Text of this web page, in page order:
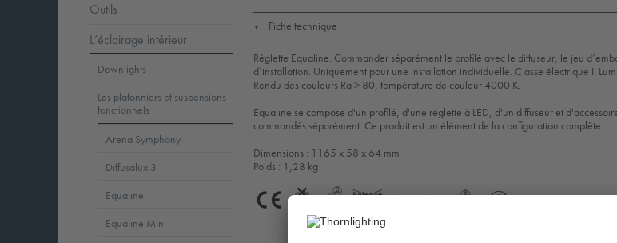
▼ Fiche technique
Réglette Equaline. Commander séparément le profilé avec le diffuseur, le jeu
d’installation. Uniquement pour une installation individuelle. Classe électrique I.
Rendu des couleurs Ra > 80, température de couleur 4000 K.
Equaline se compose d'un profilé, d'une réglette à LED, d'un diffuseur et
commandés séparément. Ce produit est un élément de la configuration complète.
Dimensions : 1165 x 58 x 64 mm
Poids : 1,28 kg
Einb_NDaeMat
GLedRePHalogenfree
Outils
L’éclairage intérieur
Downlights
Les plafonniers et suspensions
fonctionnels
Arena Symphony
Diffusalux 3
Equaline
Equaline Mini